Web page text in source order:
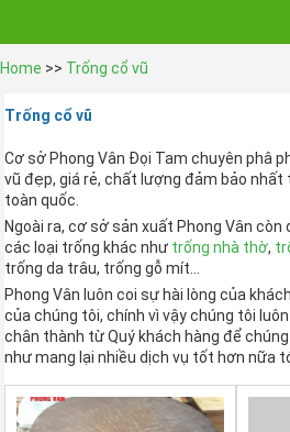
Home >> Trống cổ vũ
Trống cổ vũ
Cơ sở Phong Vân Đọi Tam chuyên phâ
vũ đẹp, giá rẻ, chất lượng đảm bảo nhất
toàn quốc.
Ngoài ra, cơ sở sản xuất Phong Vân còn
các loại trống khác như trống nhà thờ,
trống da trâu, trống gỗ mít…
Phong Vân luôn coi sự hài lòng của
của chúng tôi, chính vì vậy chúng tôi
chân thành từ Quý khách hàng để
như mang lại nhiều dịch vụ tốt hơn nữa